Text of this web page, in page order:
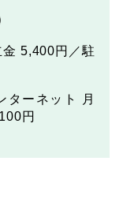
5,400円／駐
ターネット 月
円